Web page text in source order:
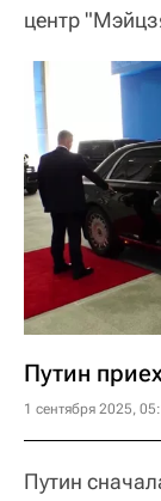
центр
Путин
1 сентября 2025,
Путин